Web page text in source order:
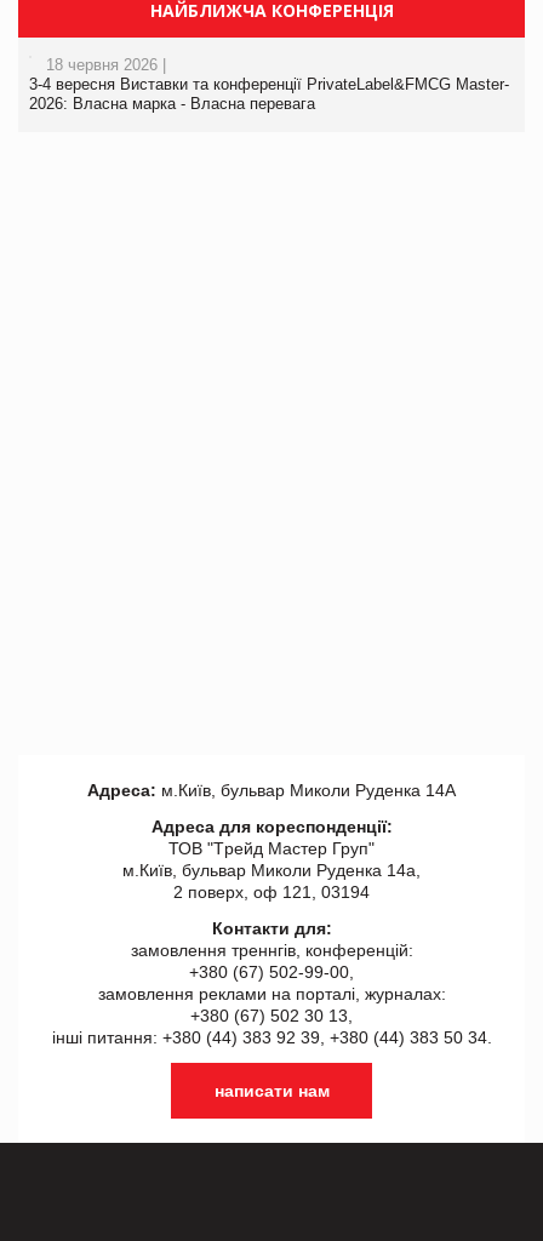
НАЙБЛИЖЧА КОНФЕРЕНЦІЯ
18 червня 2026 |
3-4 вересня Виставки та конференції PrivateLabel&FMCG Master-
2026: Власна марка - Власна перевага
Адреса: м.Київ, бульвар Миколи Руденка 14А
Адреса для кореспонденції:
ТОВ "Tрейд Мастер Груп"
м.Київ, бульвар Миколи Руденка 14а,
2 поверх, оф 121, 03194
Контакти для:
замовлення треннгів, конференцій:
+380 (67) 502-99-00,
замовлення реклами на порталі, журналах:
+380 (67) 502 30 13,
інші питання: +380 (44) 383 92 39, +380 (44) 383 50 34.
написати нам